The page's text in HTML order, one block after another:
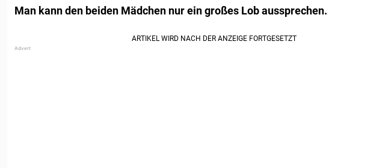
Man kann den beiden Mädchen nur ein großes Lob aussprechen.